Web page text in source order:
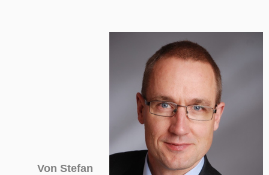
Von Stefan